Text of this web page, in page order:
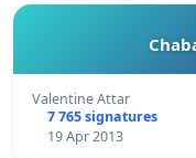
Valentine Attar
7 765 signatures
19 Apr 2013